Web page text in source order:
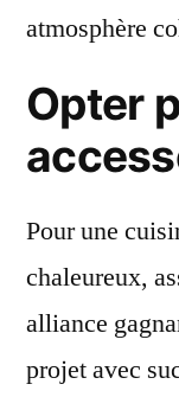
atmosphère
Opter
Pour une
chaleureux,
alliance
projet avec